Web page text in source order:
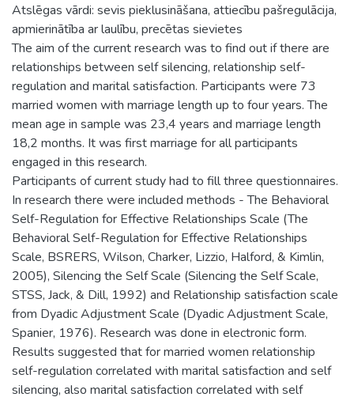
Atslēgas vārdi: sevis pieklusināšana, attiecību pašregulācija,
apmierinātība ar laulību, precētas sievietes
The aim of the current research was to find out if there are
relationships between self silencing, relationship self-
regulation and marital satisfaction. Participants were 73
married women with marriage length up to four years. The
mean age in sample was 23,4 years and marriage length
18,2 months. It was first marriage for all participants
engaged in this research.
Participants of current study had to fill three questionnaires.
In research there were included methods - The Behavioral
Self-Regulation for Effective Relationships Scale (The
Behavioral Self-Regulation for Effective Relationships
Scale, BSRERS, Wilson, Charker, Lizzio, Halford, & Kimlin,
2005), Silencing the Self Scale (Silencing the Self Scale,
STSS, Jack, & Dill, 1992) and Relationship satisfaction scale
from Dyadic Adjustment Scale (Dyadic Adjustment Scale,
Spanier, 1976). Research was done in electronic form.
Results suggested that for married women relationship
self-regulation correlated with marital satisfaction and self
silencing, also marital satisfaction correlated with self